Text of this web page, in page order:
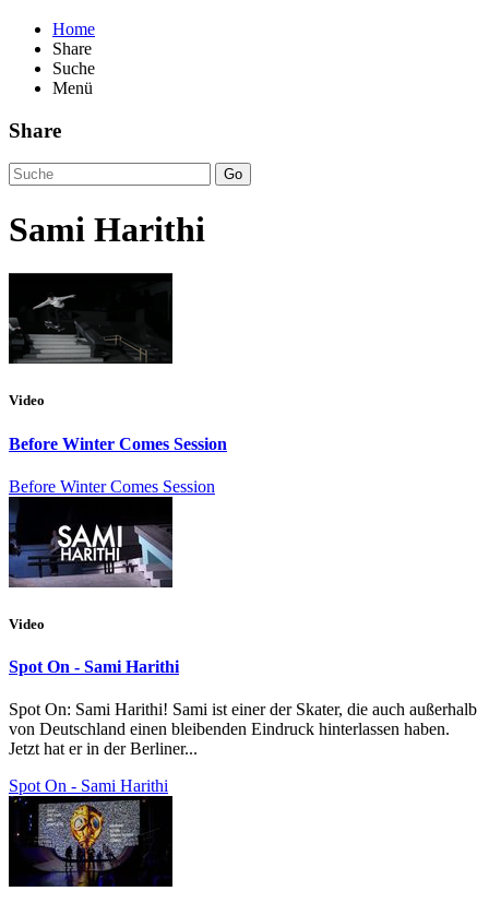
Home
Share
Suche
Menü
Share
Go
Sami Harithi
Video
Before Winter Comes Session
Before Winter Comes Session
Video
Spot On - Sami Harithi
Spot On: Sami Harithi! Sami ist einer der Skater, die auch außerhalb
von Deutschland einen bleibenden Eindruck hinterlassen haben.
Jetzt hat er in der Berliner...
Spot On - Sami Harithi